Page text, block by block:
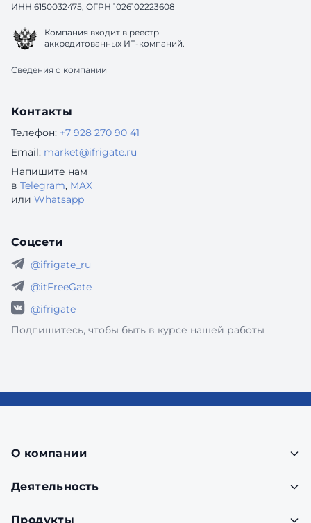
ИНН 6150032475, ОГРН 1026102223608
Компания входит в реестр
аккредитованных ИТ-компаний.
Сведения о компании
Контакты
Телефон: +7 928 270 90 41
Email: market@ifrigate.ru
Напишите нам
в Telegram, MAX
или Whatsapp
Соцсети
@ifrigate_ru
@itFreeGate
@ifrigate
Подпишитесь, чтобы быть в курсе нашей работы
О компании
Деятельность
Продукты